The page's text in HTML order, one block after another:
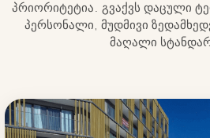
პრიორიტეტია. გვაქვს დაცული
პერსონალი, მუდმივი
მაღალი